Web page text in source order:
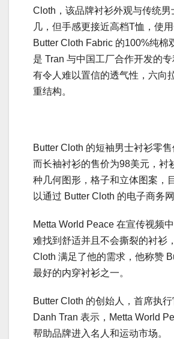
Cloth，该品牌衬衫外观与传统男
几，但手感更接近高档T恤，使
Butter Cloth Fabric 的100%纯棉
是 Tran 与中国工厂合作开发的
有令人难以置信的透气性，六向
重结构。
Butter Cloth 的短袖男士衬衫零售
而长袖衬衫的售价为98美元，衬
种几何图形，格子和立体图案，
以通过 Butter Cloth 的电子商务
Metta World Peace 在宣传视频
难找到舒适并且不会撕裂的衬衫
Cloth 满足了他的需求，他称赞
最好的内穿衬衫之一。
Butter Cloth 的创始人，首席执
Danh Tran 表示，Metta World
帮助品牌进入名人和运动市场。